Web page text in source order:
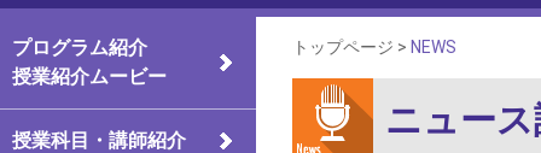
トップページ > NEWS
ニュー
プログラム紹介
授業紹介ムービー
授業科目・講師紹介